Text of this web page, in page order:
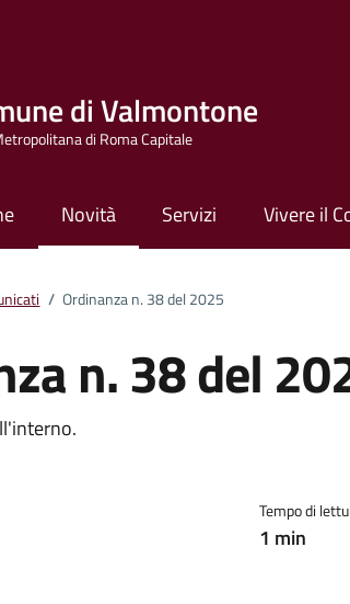
di Valmontone
di Roma Capitale
Novità Servizi Vivere il
/ Ordinanza n. 38 del 2025
n. 38 del
notizia
Tempo di
1 min